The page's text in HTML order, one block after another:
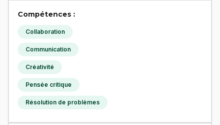
Compétences :
Collaboration
Communication
Créativité
Pensée critique
Résolution de problèmes